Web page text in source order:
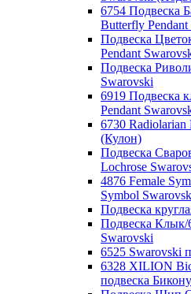
6754 Подвеска
Butterfly
Подвеска
Pendant
Подвеска
Swarovski
6919 Подвеска
Pendant
6730 Radiolarian
(Кулон)
Подвеска
Lochrose
4876 Female
Symbol
Подвеска
Подвеска Клык/
Swarovski
6525 Swarovski
6328 XILION
подвеска